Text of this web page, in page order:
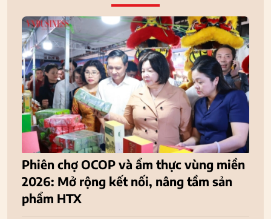
Phiên chợ OCOP và ẩm thực vùng miền
2026: Mở rộng kết nối, nâng tầm sản
phẩm HTX